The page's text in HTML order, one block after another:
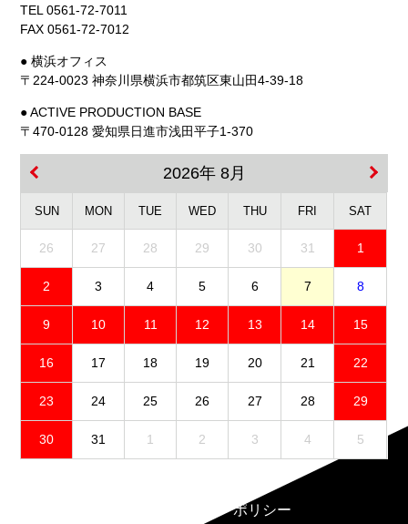
TEL 0561-72-7011
FAX 0561-72-7012
● 横浜オフィス
〒224-0023 神奈川県横浜市都筑区東山田4-39-18
● ACTIVE PRODUCTION BASE
〒470-0128 愛知県日進市浅田平子1-370
2026年 8月
SUN MON TUE WED THU FRI SAT
26 27 28 29 30 31 1
2 3 4 5 6 7 8
9 10 11 12 13 14 15
16 17 18 19 20 21 22
23 24 25 26 27 28 29
30 31 1 2 3 4 5
プライバシーポリシー